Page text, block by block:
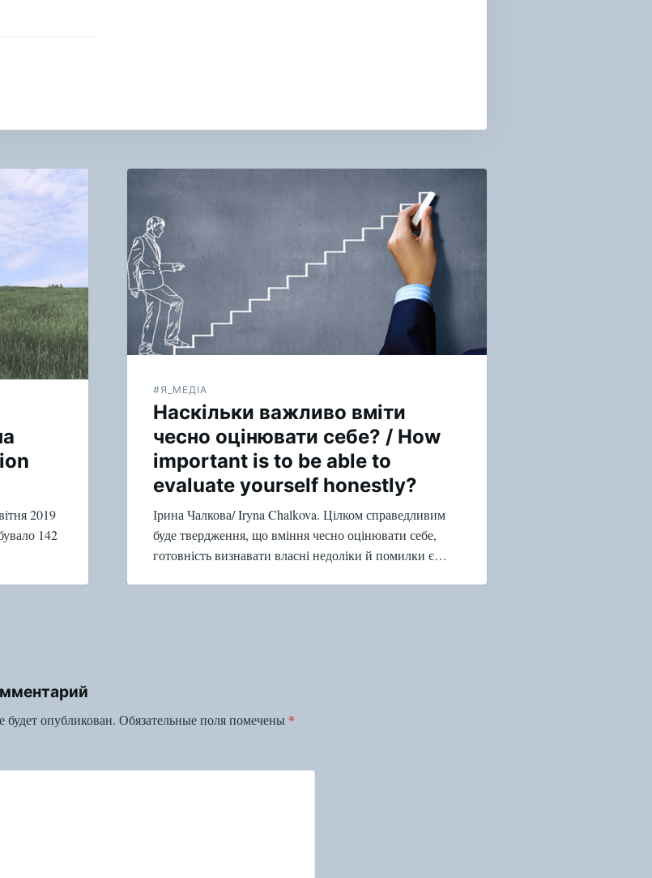
2019
142
#Я_МЕДІА
Наскільки важливо вміти
чесно оцінювати себе? / How
important is to be able to
evaluate yourself honestly?
Ірина Чалкова/ Iryna Chalkova. Цілком справедливим
буде твердження, що вміння чесно оцінювати себе,
готовність визнавати власні недоліки й помилки є…
будет опубликован. Обязательные поля помечены *